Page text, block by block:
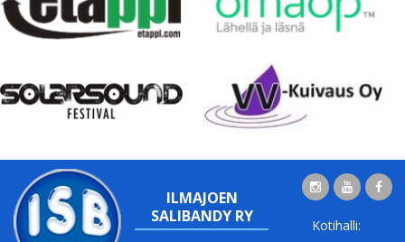
ILMAJOEN
SALIBANDY RY
Kotihalli: